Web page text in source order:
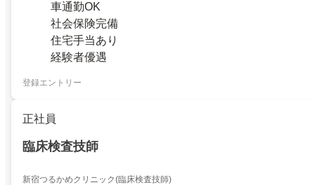
車通勤OK
社会保険完備
住宅手当あり
経験者優遇
登録エントリー
正社員
臨床検査技師
新宿つるかめクリニック(臨床検査技師)